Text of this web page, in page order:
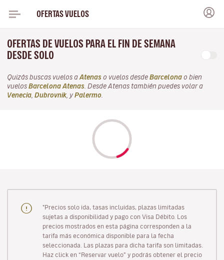
OFERTAS VUELOS
OFERTAS DE VUELOS PARA EL FIN DE SEMANA
DESDE SOLO
Quizás buscas vuelos a Atenas o vuelos desde Barcelona o bien
vuelos Barcelona Atenas . Desde Atenas también puedes volar a
Venecia Dubrovnik , y Palermo
"Precios solo ida, tasas incluidas, plazas limitadas
sujetas a disponibilidad y pago con Visa Débito. Los
precios mostrados en esta página corresponden a la
tarifa más económica disponible para la fecha
seleccionada. Las plazas para dicha tarifa son limitadas.
Haz click en “Reservar vuelo” y podrás obtener el precio